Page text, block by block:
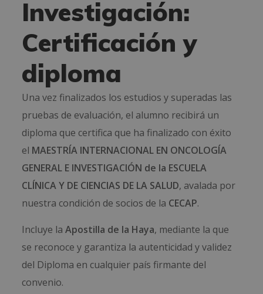
Investigación:
Certificación y
diploma
Una vez finalizados los estudios y superadas las
pruebas de evaluación, el alumno recibirá un
diploma que certifica que ha finalizado con éxito
el MAESTRÍA INTERNACIONAL EN ONCOLOGÍA
GENERAL E INVESTIGACIÓN de la ESCUELA
CLÍNICA Y DE CIENCIAS DE LA SALUD, avalada por
nuestra condición de socios de la CECAP.
Incluye laApostilla de la Haya, mediante la que
se reconoce y garantiza la autenticidad y validez
del Diploma en cualquier país firmante del
convenio.